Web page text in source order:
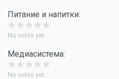
Питание и напитки:
No votes yet
Медиасистема:
No votes yet